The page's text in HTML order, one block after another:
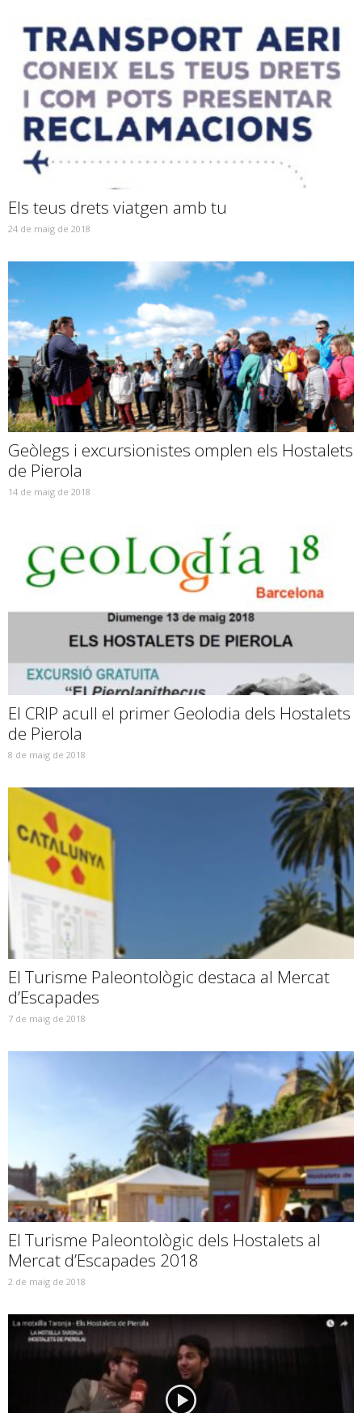
Els teus drets viatgen amb tu
24 de maig de 2018
Geòlegs i excursionistes omplen els Hostalets
de Pierola
14 de maig de 2018
El CRIP acull el primer Geolodia dels Hostalets
de Pierola
8 de maig de 2018
El Turisme Paleontològic destaca al Mercat
d’Escapades
7 de maig de 2018
El Turisme Paleontològic dels Hostalets al
Mercat d’Escapades 2018
2 de maig de 2018